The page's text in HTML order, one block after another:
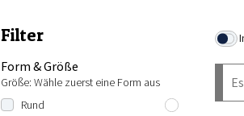
Filter
Form & Größe
Größe: Wähle zuerst eine Form aus
Rund